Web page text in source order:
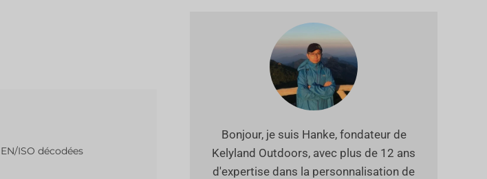
ISO décodées
Bonjour, je suis Hanke, fondateur de
Kelyland Outdoors, avec plus de 12 ans
d'expertise dans la personnalisation de